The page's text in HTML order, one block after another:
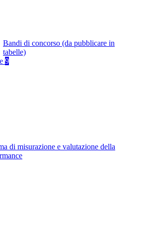
Bandi di concorso (da pubblicare in
tabelle)
9
di misurazione e valutazione della